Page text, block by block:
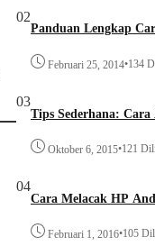
02
Panduan Lengkap
Februari 25, 2014•134
03
Tips Sederhana:
Oktober 6, 2015•121
04
Cara Melacak HP
Februari 1, 2016•105